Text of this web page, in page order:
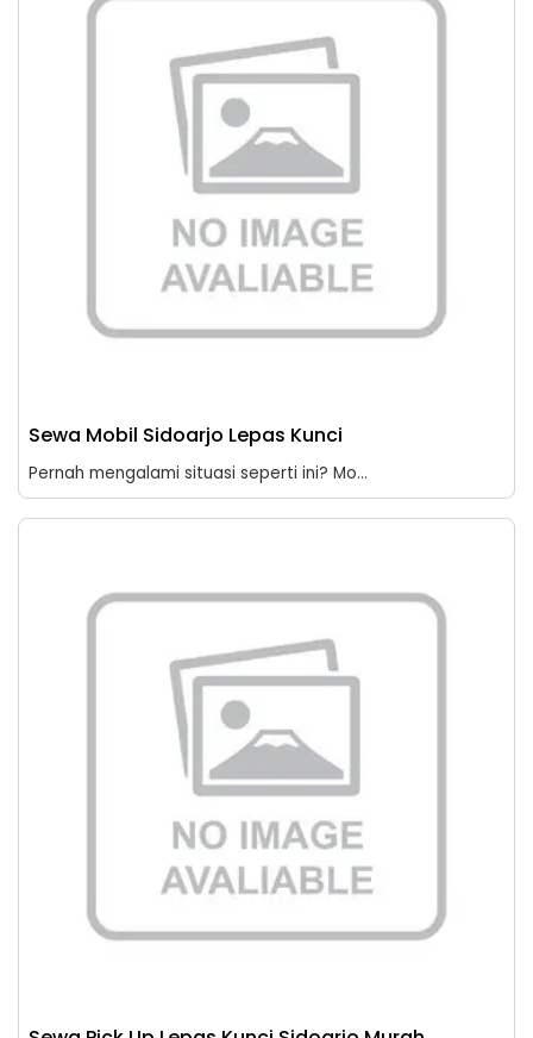
Sewa Mobil Sidoarjo Lepas Kunci
Pernah mengalami situasi seperti ini? Mo...